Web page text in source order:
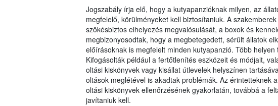
Jogszabály írja elő, hogy a kutyapanzióknak milyen, az
megfelelő, körülményeket kell biztosítaniuk. A
szökésbiztos elhelyezés megvalósulását, a boxok és
megbizonyosodtak, hogy a megbetegedett, sérült állatok
előírásoknak is megfelelt minden kutyapanzió. Több
Kifogásolták például a fertőtlenítés eszközeit és módjait,
oltási kiskönyvek vagy kisállat útlevelek helyszínen
oltások meglétével is akadtak problémák. Az érintetteknek
oltási kiskönyvek ellenőrzésének gyakorlatán, továbbá a
javítaniuk kell.